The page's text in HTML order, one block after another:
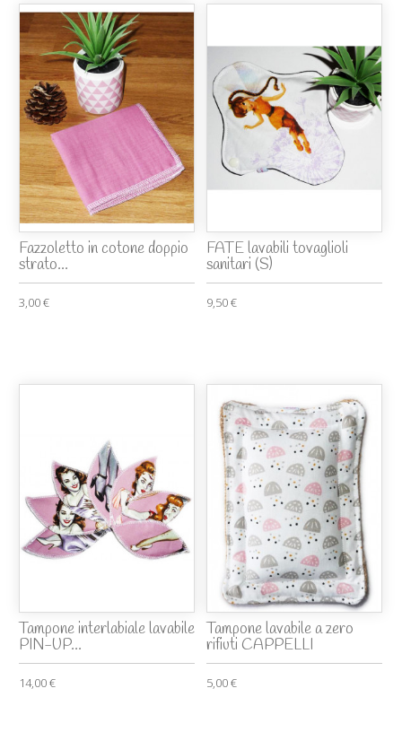
Fazzoletto in cotone doppio
strato...
3,00 €
FATE lavabili tovaglioli
sanitari (S)
9,50 €
Tampone interlabiale lavabile
PIN-UP...
14,00 €
Tampone lavabile a zero
rifiuti CAPPELLI
5,00 €